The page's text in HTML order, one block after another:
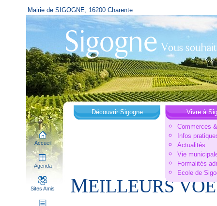
Mairie de SIGOGNE, 16200 Charente
Accueil
Agenda
Sites Amis
Découvrir Sigogne
Vivre à
Commerces
Infos
Actualités
Vie
Formalités
Ecole de
MEILLEURS